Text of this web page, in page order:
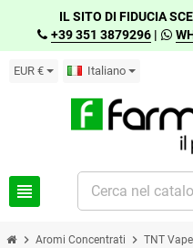
IL SITO DI FIDUCIA
+39 351 3879296 |
EUR € Italiano
view_headline
chevron_right Aromi Concentrati chevron_right TNT Vape